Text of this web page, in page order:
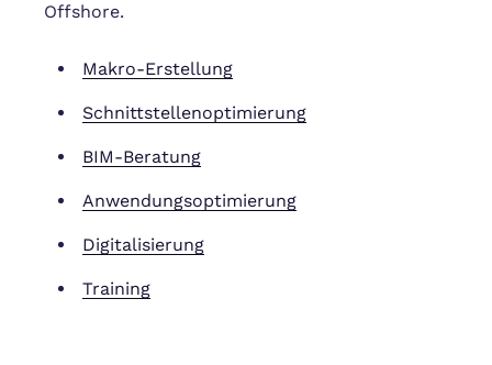
Offshore.
Makro-Erstellung
Schnittstellenoptimierung
BIM-Beratung
Anwendungsoptimierung
Digitalisierung
Training